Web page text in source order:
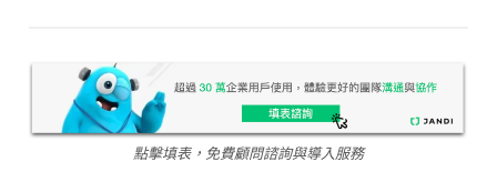
點擊填表，免費顧問諮詢與導入服務